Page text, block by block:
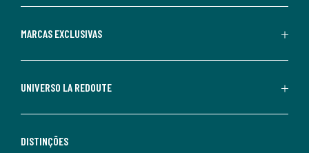
MARCAS EXCLUSIVAS
UNIVERSO LA REDOUTE
DISTINÇÕES